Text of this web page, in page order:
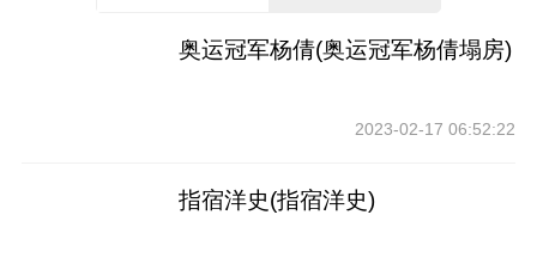
奥运冠军杨倩(奥运冠军杨倩塌房)
2023-02-17 06:52:22
指宿洋史(指宿洋史)